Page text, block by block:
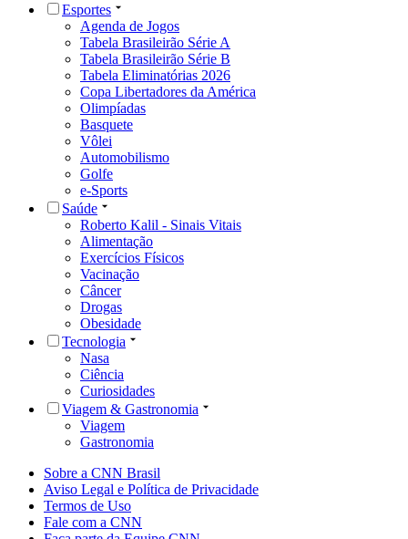
Esportes
Agenda de Jogos
Tabela Brasileirão Série A
Tabela Brasileirão Série B
Tabela Eliminatórias 2026
Copa Libertadores da América
Olimpíadas
Basquete
Vôlei
Automobilismo
Golfe
e-Sports
Saúde
Roberto Kalil - Sinais Vitais
Alimentação
Exercícios Físicos
Vacinação
Câncer
Drogas
Obesidade
Tecnologia
Nasa
Ciência
Curiosidades
Viagem & Gastronomia
Viagem
Gastronomia
Sobre a CNN Brasil
Aviso Legal e Política de Privacidade
Termos de Uso
Fale com a CNN